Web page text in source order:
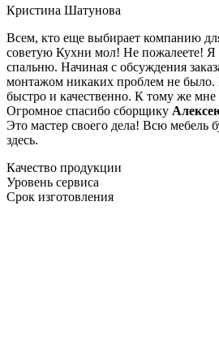
Кристина Шатунова
Всем, кто еще выбирает компанию
советую Кухни мол! Не пожалеете! Я
спальню. Начиная с обсуждения
монтажом никаких проблем не было.
быстро и качественно. К тому же мне
Огромное спасибо сборщику
Это мастер своего дела! Всю мебель
здесь.
Качество продукции
Уровень сервиса
Срок изготовления